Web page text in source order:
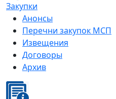
Закупки
Анонсы
Перечни закупок МСП
Извещения
Договоры
Архив